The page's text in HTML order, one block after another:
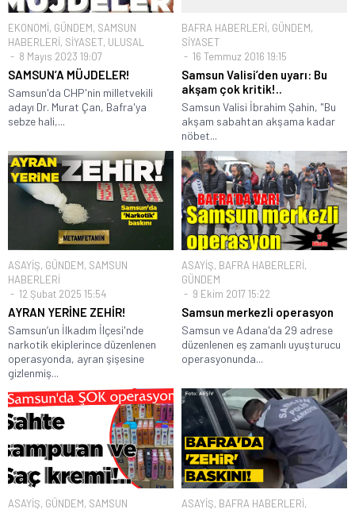
EKONOMİ, GÜNDEM, SAMSUN
HABERLERİ, SİYASET, ULUSAL
8 Mayıs 2023 19:07
SAMSUN’A MÜJDELER!
Samsun'da CHP'nin milletvekili
adayı Dr. Murat Çan, Bafra'ya
sebze hali,...
BAFRA HABERLERİ, GÜNDEM,
SİYASET
16 Temmuz 2016 19:15
Samsun Valisi’den uyarı: Bu
akşam çok kritik!..
Samsun Valisi İbrahim Şahin, "Bu
akşam sabahtan akşama kadar
nöbet...
ASAYİŞ, GÜNDEM, SAMSUN
HABERLERİ
12 Şubat 2025 15:54
AYRAN YERİNE ZEHİR!
Samsun’un İlkadım İlçesi'nde
narkotik ekiplerince düzenlenen
operasyonda, ayran şişesine
gizlenmiş...
ASAYİŞ, BAFRA HABERLERİ,
GÜNDEM
9 Ekim 2017 15:22
Samsun merkezli operasyon
Samsun ve Adana'da 29 adrese
düzenlenen eş zamanlı uyuşturucu
operasyonunda...
ASAYİŞ, GÜNDEM, SAMSUN ASAYİŞ, BAFRA HABERLERİ,